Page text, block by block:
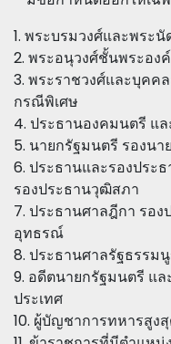
1. พระบรมวงศ์และพระ
2. พระอนุวงศ์ชั้นพระอง
3. พระราชวงศ์และบุคค
กรณีพิเศษ
4. ประธานองคมนตรี แ
5. นายกรัฐมนตรี รองน
6. ประธานและรองประ
รองประธานวุฒิสภา
7. ประธานศาลฎีกา รอ
อุทธรณ์
8. ประธานศาลรัฐธรรม
9. อดีตนายกรัฐมนตรี แ
ประเทศ
10. ผู้บัญชาการทหารสูง